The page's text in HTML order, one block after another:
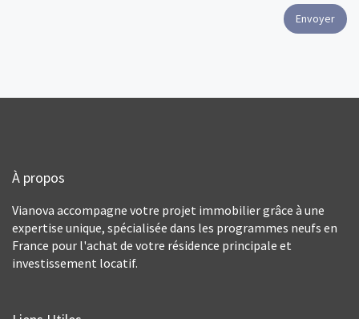
Envoyer
À propos
Vianova accompagne votre projet immobilier grâce à une
expertise unique, spécialisée dans les programmes neufs en
France pour l'achat de votre résidence principale et
investissement locatif.